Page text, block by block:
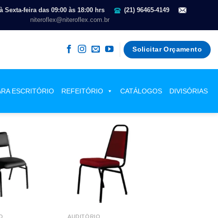
Sexta-feira das 09:00 às 18:00 hrs
(21) 96465-4149
niteroflex@niteroflex.com.br
Solicitar Orçamento
ESCRITÓRIO REFEITÓRIO CATÁLOGOS DIVISÓRIAS
AUDITÓRIO